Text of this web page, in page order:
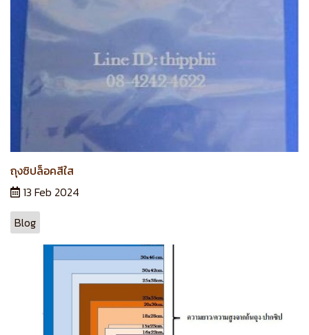
ถุงซิปล็อคสีใส
13 Feb 2024
Blog